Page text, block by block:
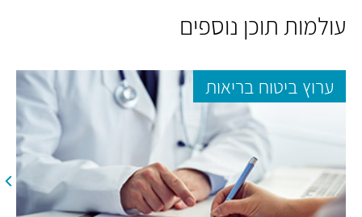
עולמות תוכן נוספים
ערוץ ביטוח בריאות